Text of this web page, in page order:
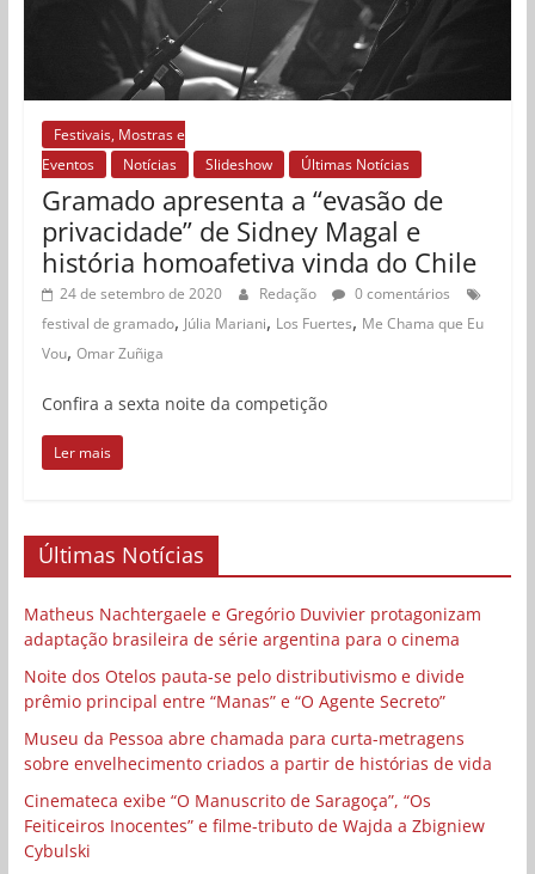
Festivais, Mostras e
Eventos
Notícias Slideshow Últimas Notícias
Gramado apresenta a “evasão de
privacidade” de Sidney Magal e
história homoafetiva vinda do Chile
24 de setembro de 2020 Redação
0 comentários
festival de gramado, Júlia Mariani, Los Fuertes, Me Chama que Eu
Vou, Omar Zuñiga
Confira a sexta noite da competição
Ler mais
Últimas Notícias
Matheus Nachtergaele e Gregório Duvivier protagonizam
adaptação brasileira de série argentina para o cinema
Noite dos Otelos pauta-se pelo distributivismo e divide
prêmio principal entre “Manas” e “O Agente Secreto”
Museu da Pessoa abre chamada para curta-metragens
sobre envelhecimento criados a partir de histórias de vida
Cinemateca exibe “O Manuscrito de Saragoça”, “Os
Feiticeiros Inocentes” e filme-tributo de Wajda a Zbigniew
Cybulski